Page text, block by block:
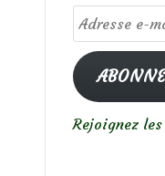
Adresse
e-
mail
Rejoignez